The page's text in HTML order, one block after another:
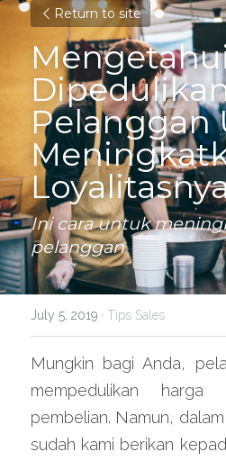
Return to site
Pelanggan
Ini cara untuk
pelanggan
July 5, 2019 · Tips Sales
Mungkin bagi Anda,
mempedulikan harga
pembelian. Namun,
sudah kami berikan